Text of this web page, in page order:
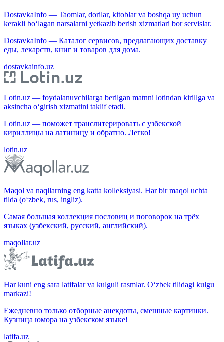
DostavkaInfo — Taomlar, dorilar, kitoblar va boshqa uy uchun
kerakli bo‘lagan narsalarni yetkazib berish xizmatlari bor servislar.
DostavkaInfo — Каталог сервисов, предлагающих доставку
еды, лекарств, книг и товаров для дома.
dostavkainfo.uz
Lotin.uz — foydalanuvchilarga berilgan matnni lotindan kirillga va
aksincha o‘girish xizmatini taklif etadi.
Lotin.uz — поможет транслитерировать с узбекской
кириллицы на латиницу и обратно. Легко!
lotin.uz
Maqol va naqllarning eng katta kolleksiyasi. Har bir maqol uchta
tilda (o‘zbek, rus, ingliz).
Самая большая коллекция пословиц и поговорок на трёх
языках (узбекский, русский, английский).
maqollar.uz
Har kuni eng sara latifalar va kulguli rasmlar. O‘zbek tilidagi kulgu
markazi!
Ежедневно только отборные анекдоты, смешные картинки.
Кузница юмора на узбекском языке!
latifa.uz